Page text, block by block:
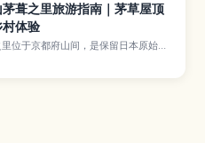
葺之里旅游指南｜茅草屋顶
体验
位于京都府山间，是保留日本原始乡
屋顶聚落。本文将介绍村庄的历史与
草屋修复与农事体验、使用在地食材